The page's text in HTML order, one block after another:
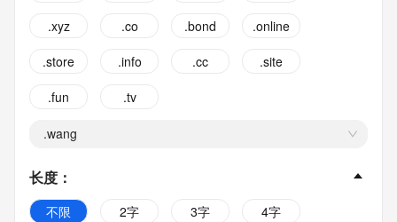
.xyz
.co .bond
.online
.store
.info .cc
.site
.fun
.tv
.wang
长度 ：
不限 2字 3字
4字